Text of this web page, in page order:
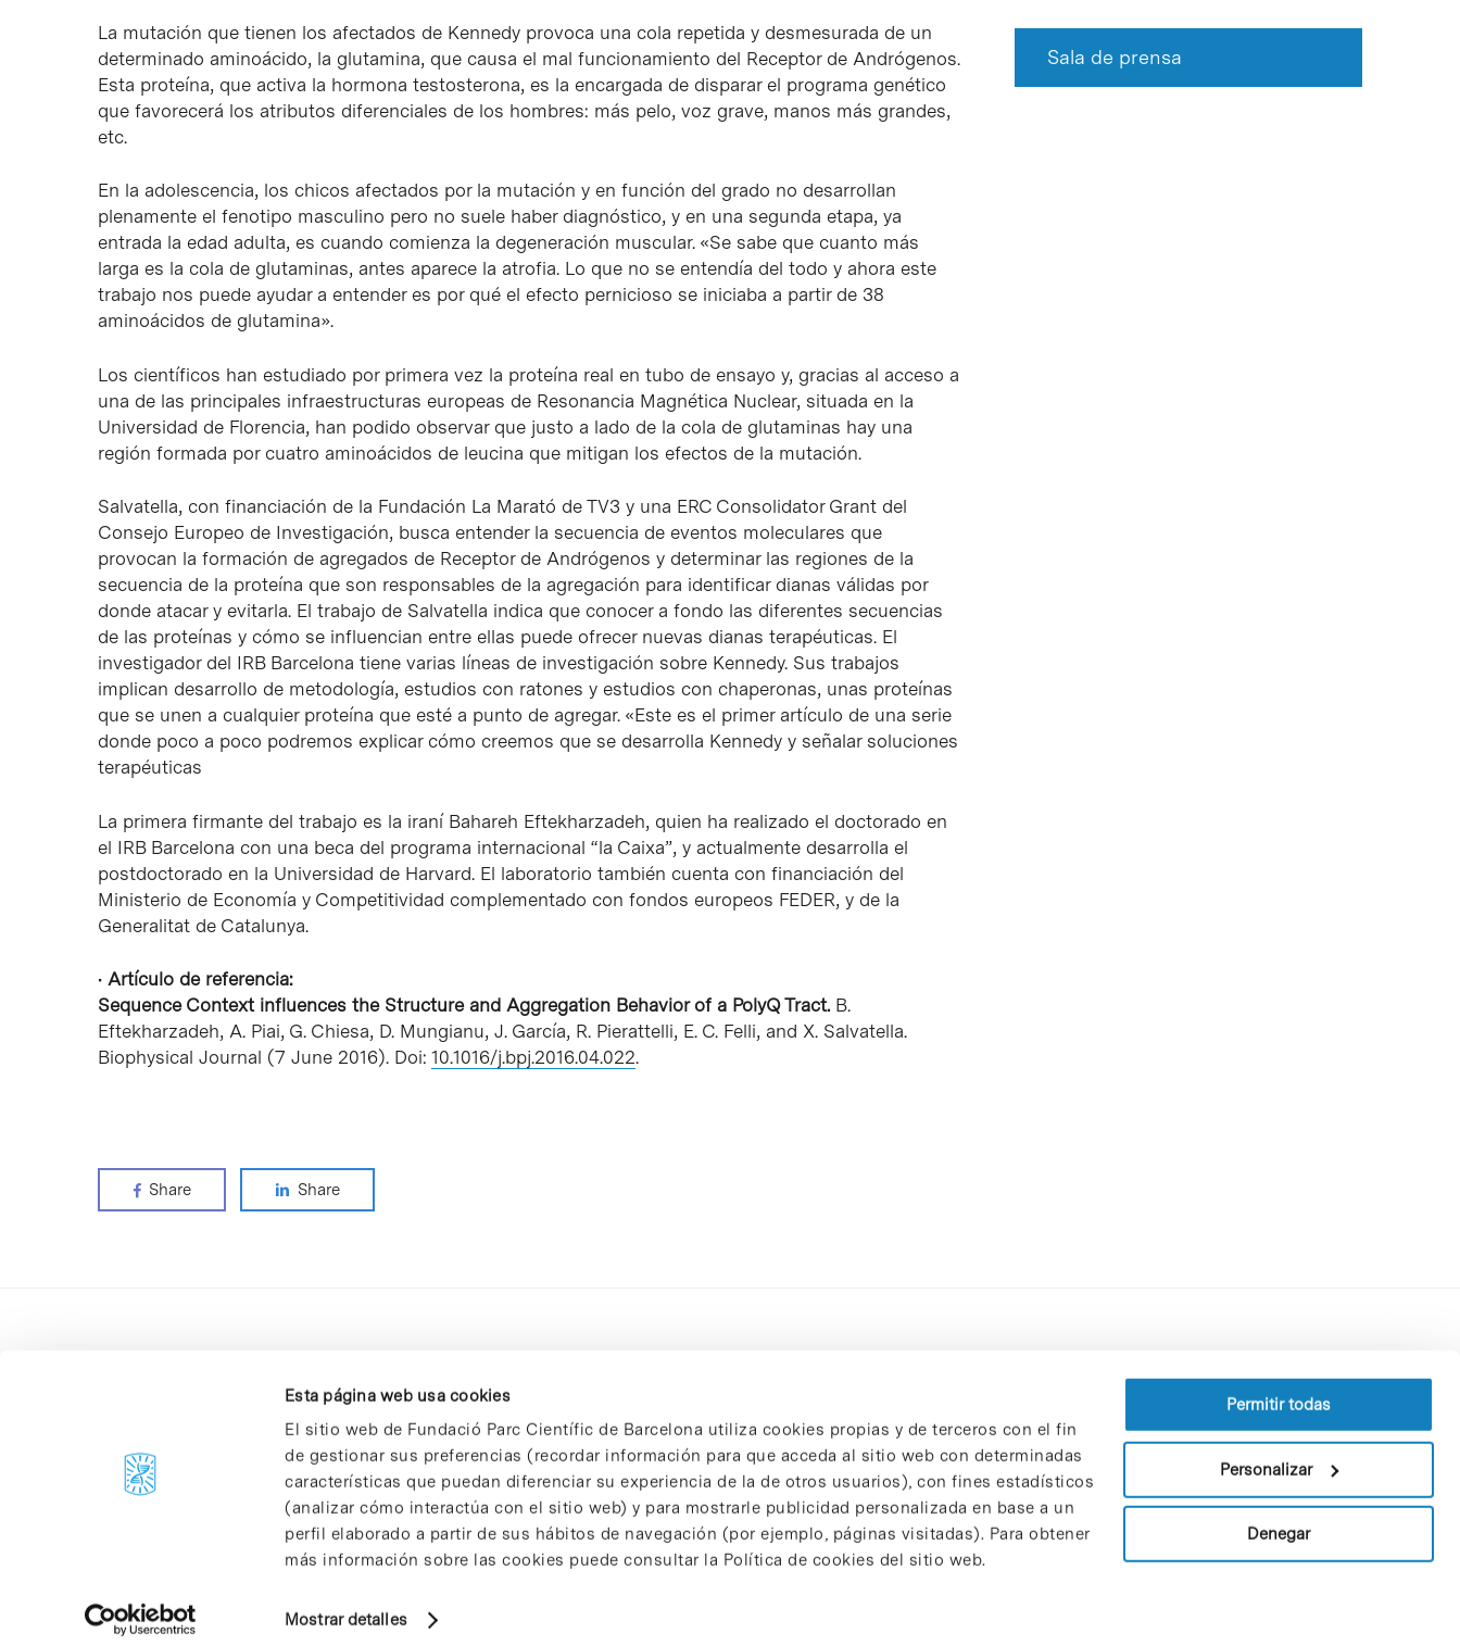
Esta página web usa cookies
El sitio web de Fundació Parc Científic de Barcelona utiliza cookies propias y de terceros con el fin
de gestionar sus preferencias (recordar información para que acceda al sitio web con determinadas
características que puedan diferenciar su experiencia de la de otros usuarios), con fines estadísticos
(analizar cómo interactúa con el sitio web) y para mostrarle publicidad personalizada en base a un
perfil elaborado a partir de sus hábitos de navegación (por ejemplo, páginas visitadas). Para obtener
más información sobre las cookies puede consultar la Política de cookies del sitio web.
Mostrar detalles
Permitir todas
Personalizar
Denegar
La mutación que tienen los afectados de Kennedy provoca una cola repetida y desmesurada de un
determinado aminoácido, la glutamina, que causa el mal funcionamiento del Receptor de Andrógenos.
Esta proteína, que activa la hormona testosterona, es la encargada de disparar el programa genético
que favorecerá los atributos diferenciales de los hombres: más pelo, voz grave, manos más grandes,
etc.
En la adolescencia, los chicos afectados por la mutación y en función del grado no desarrollan
plenamente el fenotipo masculino pero no suele haber diagnóstico, y en una segunda etapa, ya
entrada la edad adulta, es cuando comienza la degeneración muscular. «Se sabe que cuanto más
larga es la cola de glutaminas, antes aparece la atrofia. Lo que no se entendía del todo y ahora este
trabajo nos puede ayudar a entender es por qué el efecto pernicioso se iniciaba a partir de 38
aminoácidos de glutamina».
Los científicos han estudiado por primera vez la proteína real en tubo de ensayo y, gracias al acceso a
una de las principales infraestructuras europeas de Resonancia Magnética Nuclear, situada en la
Universidad de Florencia, han podido observar que justo a lado de la cola de glutaminas hay una
región formada por cuatro aminoácidos de leucina que mitigan los efectos de la mutación.
Salvatella, con financiación de la Fundación La Marató de TV3 y una ERC Consolidator Grant del
Consejo Europeo de Investigación, busca entender la secuencia de eventos moleculares que
provocan la formación de agregados de Receptor de Andrógenos y determinar las regiones de la
secuencia de la proteína que son responsables de la agregación para identificar dianas válidas por
donde atacar y evitarla. El trabajo de Salvatella indica que conocer a fondo las diferentes secuencias
de las proteínas y cómo se influencian entre ellas puede ofrecer nuevas dianas terapéuticas. El
investigador del IRB Barcelona tiene varias líneas de investigación sobre Kennedy. Sus trabajos
implican desarrollo de metodología, estudios con ratones y estudios con chaperonas, unas proteínas
que se unen a cualquier proteína que esté a punto de agregar. «Este es el primer artículo de una serie
donde poco a poco podremos explicar cómo creemos que se desarrolla Kennedy y señalar soluciones
terapéuticas
La primera firmante del trabajo es la iraní Bahareh Eftekharzadeh, quien ha realizado el doctorado en
el IRB Barcelona con una beca del programa internacional “la Caixa”, y actualmente desarrolla el
postdoctorado en la Universidad de Harvard. El laboratorio también cuenta con financiación del
Ministerio de Economía y Competitividad complementado con fondos europeos FEDER, y de la
Generalitat de Catalunya.
• Artículo de referencia:
Sequence Context influences the Structure and Aggregation Behavior of a PolyQ Tract. B.
Eftekharzadeh, A. Piai, G. Chiesa, D. Mungianu, J. García, R. Pierattelli, E. C. Felli, and X. Salvatella.
Biophysical Journal (7 June 2016). Doi: 10.1016/j.bpj.2016.04.022.
Share Share
Sala de prensa
C/Baldiri Reixac, 4-12 i 15
08028 Barcelona
Perfil del contratante
Política de privacidad
Aviso Legal
Política de cookies
Patrones y patrocinadores
Bolsa de trabajo
Contacto